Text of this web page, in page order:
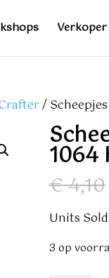
/
1064
€4,10
Units
3 op